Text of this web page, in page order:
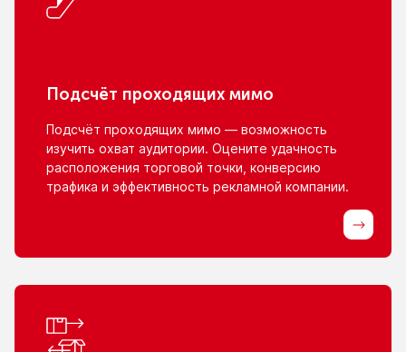
Подсчёт проходящих мимо
Подсчёт проходящих мимо — возможность
изучить охват аудитории. Оцените удачность
расположения торговой точки, конверсию
трафика и эффективность рекламной компании.